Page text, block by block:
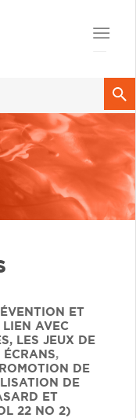
ET
AVEC
LES JEUX DE
,
DE
DE
ET
22 NO 2)